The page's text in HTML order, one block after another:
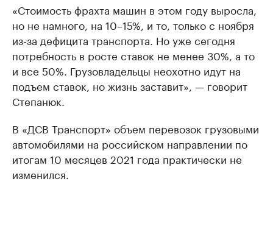
«Стоимость фрахта машин в этом году выросла,
но не намного, на 10–15%, и то, только с ноября
из-за дефицита транспорта. Но уже сегодня
потребность в росте ставок не менее 30%, а то
и все 50%. Грузовладельцы неохотно идут на
подъем ставок, но жизнь заставит», — говорит
Степанюк.
В «ДСВ Транспорт» объем перевозок грузовыми
автомобилями на российском направлении по
итогам 10 месяцев 2021 года практически не
изменился.